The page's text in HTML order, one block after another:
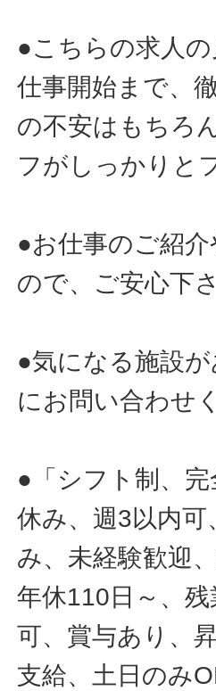
●こちらの求人
仕事開始まで、
の不安はもちろ
フがしっかりと
●お仕事のご紹
ので、ご安心下さ
●気になる施設
にお問い合わせ
●「シフト制、
休み、週3以内
み、未経験歓迎
年休110日～、
可、賞与あり、
支給、土日のみ